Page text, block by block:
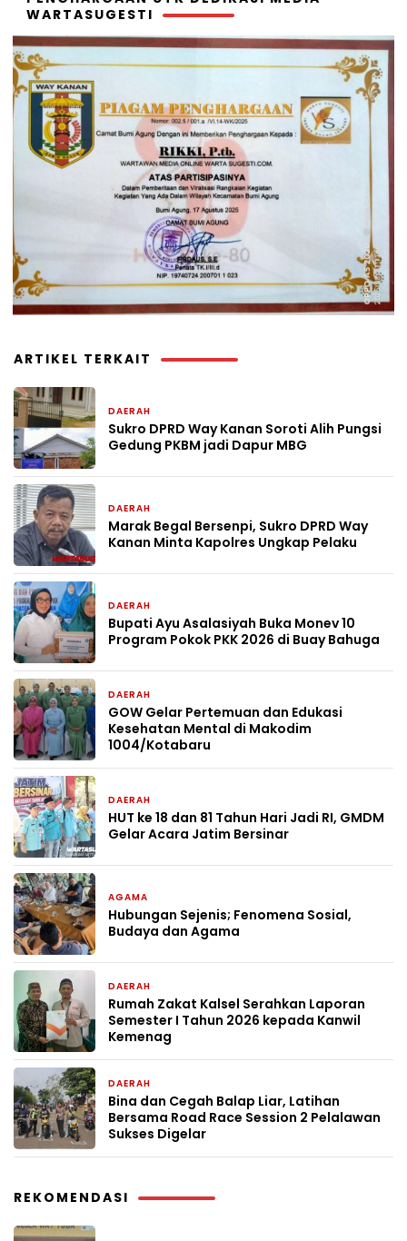
WARTASUGESTI
ARTIKEL TERKAIT
DAERAH
Sukro DPRD Way Kanan Soroti Alih Pungsi
Gedung PKBM jadi Dapur MBG
DAERAH
Marak Begal Bersenpi, Sukro DPRD Way
Kanan Minta Kapolres Ungkap Pelaku
DAERAH
Bupati Ayu Asalasiyah Buka Monev 10
Program Pokok PKK 2026 di Buay Bahuga
DAERAH
GOW Gelar Pertemuan dan Edukasi
Kesehatan Mental di Makodim
1004/Kotabaru
DAERAH
HUT ke 18 dan 81 Tahun Hari Jadi RI, GMDM
Gelar Acara Jatim Bersinar
AGAMA
Hubungan Sejenis; Fenomena Sosial,
Budaya dan Agama
DAERAH
Rumah Zakat Kalsel Serahkan Laporan
Semester I Tahun 2026 kepada Kanwil
Kemenag
DAERAH
Bina dan Cegah Balap Liar, Latihan
Bersama Road Race Session 2 Pelalawan
Sukses Digelar
REKOMENDASI